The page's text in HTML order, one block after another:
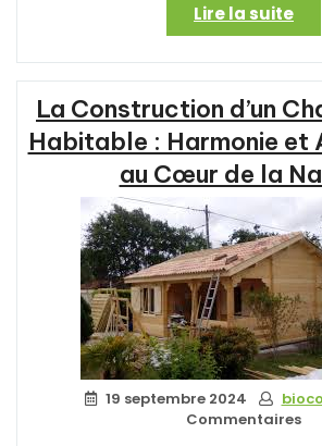
Lire la suite«
en
de
en
La Construction d’un
Habitable : Harmonie et
au Cœur de la
19 septembre 2024
Commentaires